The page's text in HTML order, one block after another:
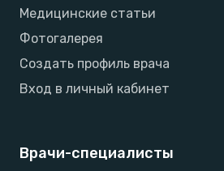
Медицинские статьи
Фотогалерея
Создать профиль врача
Вход в личный кабинет
Врачи-специалисты